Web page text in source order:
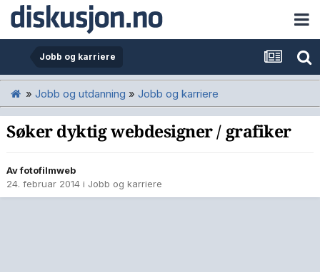
Jobb og karriere
» Jobb og utdanning » Jobb og karriere
Søker dyktig webdesigner / grafiker
Avfotofilmweb
24. februar 2014 i Jobb og karriere